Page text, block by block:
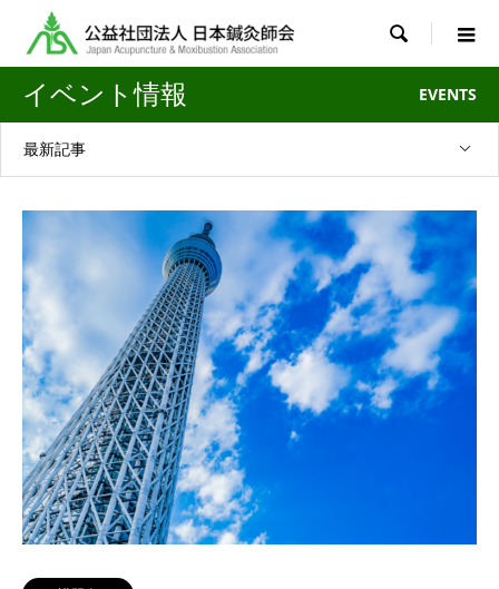

イベント情報 EVENTS
最新記事